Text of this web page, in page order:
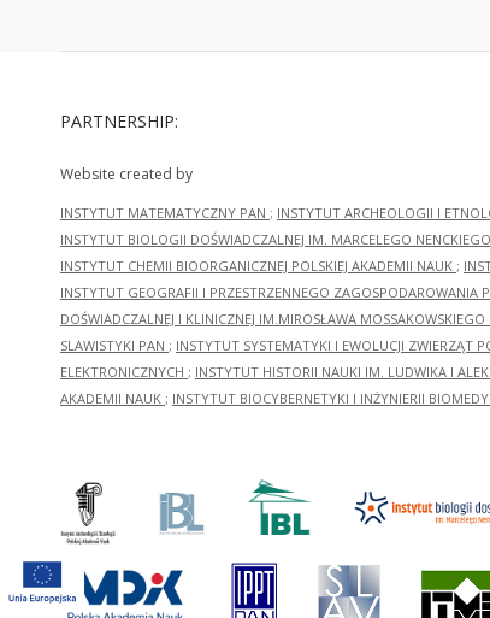
PARTNERSHIP:
Website created by
INSTYTUT MATEMATYCZNY PAN ; INSTYTUT ARCHEOLOGII I
INSTYTUT BIOLOGII DOŚWIADCZALNEJ IM. MARCELEGO
INSTYTUT CHEMII BIOORGANICZNEJ POLSKIEJ AKADEMII NAUK ;
INSTYTUT GEOGRAFII I PRZESTRZENNEGO ZAGOSPODAROWANIA
DOŚWIADCZALNEJ I KLINICZNEJ IM.MIROSŁAWA
SLAWISTYKI PAN ; INSTYTUT SYSTEMATYKI I EWOLUCJI ZWIERZĄT
ELEKTRONICZNYCH ; INSTYTUT HISTORII NAUKI IM. LUDWIKA I
AKADEMII NAUK ; INSTYTUT BIOCYBERNETYKI I INŻYNIERII